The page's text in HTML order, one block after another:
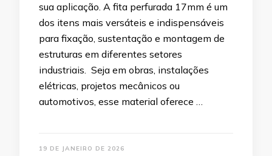
sua aplicação. A fita perfurada 17mm é um
dos itens mais versáteis e indispensáveis
para fixação, sustentação e montagem de
estruturas em diferentes setores
industriais. Seja em obras, instalações
elétricas, projetos mecânicos ou
automotivos, esse material oferece …
19 DE JANEIRO DE 2026